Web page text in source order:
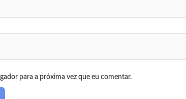
para a próxima vez que eu comentar.